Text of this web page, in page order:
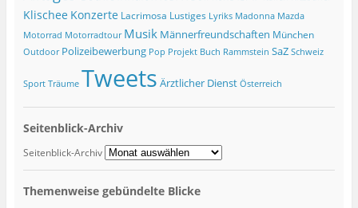
Klischee Konzerte Lacrimosa Lustiges Lyriks Madonna Mazda
Motorrad Motorradtour Musik Männerfreundschaften München
Outdoor Polizeibewerbung Pop Projekt Buch Rammstein SaZ Schweiz
Sport Träume Tweets Ärztlicher Dienst Österreich
Seitenblick-Archiv
Seitenblick-Archiv
Themenweise gebündelte Blicke